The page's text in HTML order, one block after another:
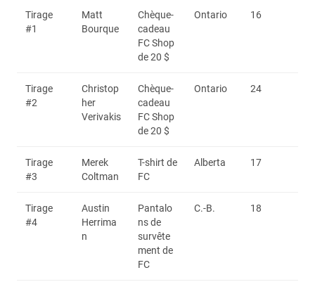
Tirage
#1
Matt
Bourque
Chèque-
cadeau
FC Shop
de 20 $
Ontario 16
Tirage
#2
Christop
her
Verivakis
Chèque-
cadeau
FC Shop
de 20 $
Ontario 24
Tirage
#3
Merek
Coltman
T-shirt de
FC
Alberta 17
Tirage
#4
Austin
Herrima
n
Pantalo
ns de
survête
ment de
FC
C.-B. 18